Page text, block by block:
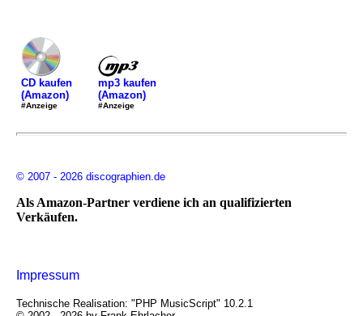
CD kaufen
(Amazon)
#Anzeige
mp3 kaufen
(Amazon)
#Anzeige
© 2007 - 2026 discographien.de
Als Amazon-Partner verdiene ich an qualifizierten
Verkäufen.
Impressum
Technische Realisation: "PHP MusicScript" 10.2.1